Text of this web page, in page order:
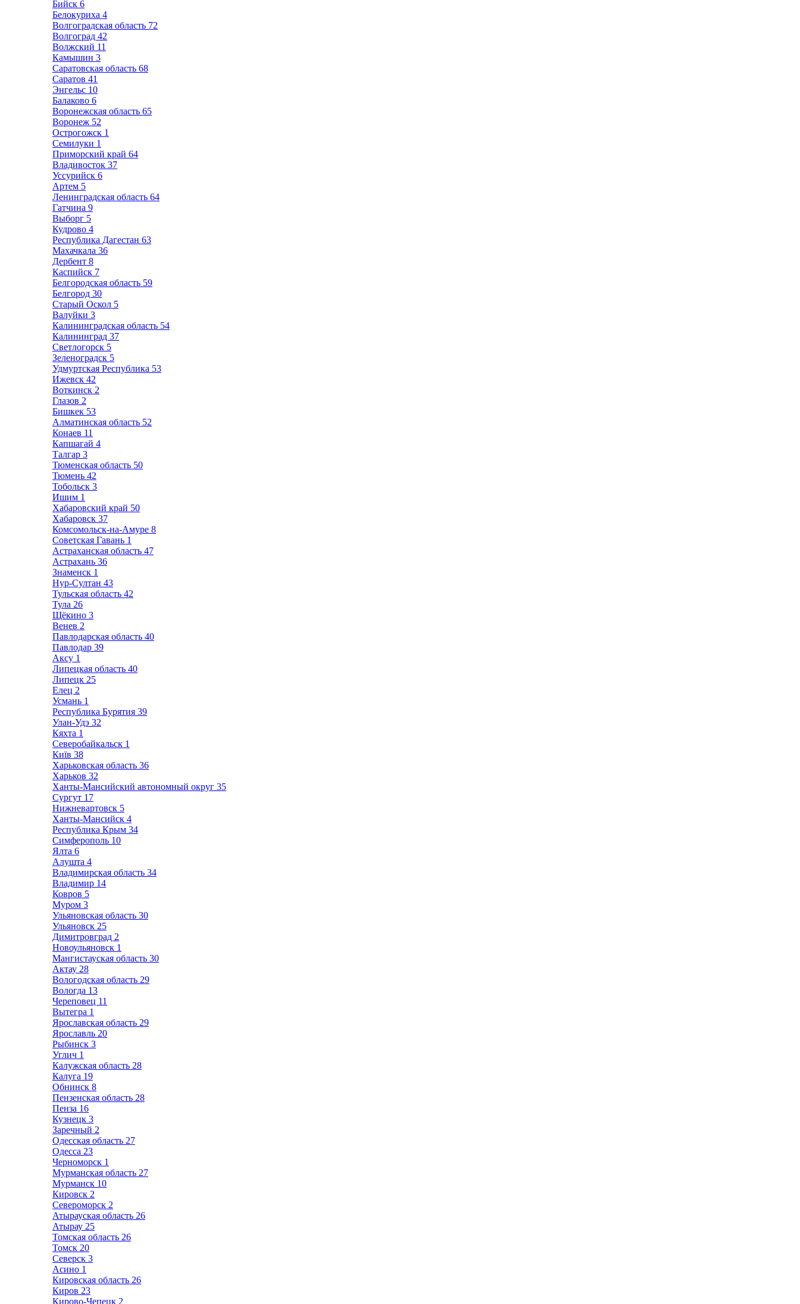
Бийск 6
Белокуриха 4
Волгоградская область 72
Волгоград 42
Волжский 11
Камышин 3
Саратовская область 68
Саратов 41
Энгельс 10
Балаково 6
Воронежская область 65
Воронеж 52
Острогожск 1
Семилуки 1
Приморский край 64
Владивосток 37
Уссурийск 6
Артем 5
Ленинградская область 64
Гатчина 9
Выборг 5
Кудрово 4
Республика Дагестан 63
Махачкала 36
Дербент 8
Каспийск 7
Белгородская область 59
Белгород 30
Старый Оскол 5
Валуйки 3
Калининградская область 54
Калининград 37
Светлогорск 5
Зеленоградск 5
Удмуртская Республика 53
Ижевск 42
Воткинск 2
Глазов 2
Бишкек 53
Алматинская область 52
Конаев 11
Капшагай 4
Талгар 3
Тюменская область 50
Тюмень 42
Тобольск 3
Ишим 1
Хабаровский край 50
Хабаровск 37
Комсомольск-на-Амуре 8
Советская Гавань 1
Астраханская область 47
Астрахань 36
Знаменск 1
Нур-Султан 43
Тульская область 42
Тула 26
Щёкино 3
Венев 2
Павлодарская область 40
Павлодар 39
Аксу 1
Липецкая область 40
Липецк 25
Елец 2
Усмань 1
Республика Бурятия 39
Улан-Удэ 32
Кяхта 1
Северобайкальск 1
Київ 38
Харьковская область 36
Харьков 32
Ханты-Мансийский автономный округ 35
Сургут 17
Нижневартовск 5
Ханты-Мансийск 4
Республика Крым 34
Симферополь 10
Ялта 6
Алушта 4
Владимирская область 34
Владимир 14
Ковров 5
Муром 3
Ульяновская область 30
Ульяновск 25
Димитровград 2
Новоульяновск 1
Мангистауская область 30
Актау 28
Вологодская область 29
Вологда 13
Череповец 11
Вытегра 1
Ярославская область 29
Ярославль 20
Рыбинск 3
Углич 1
Калужская область 28
Калуга 19
Обнинск 8
Пензенская область 28
Пенза 16
Кузнецк 3
Заречный 2
Одесская область 27
Одесса 23
Черноморск 1
Мурманская область 27
Мурманск 10
Кировск 2
Североморск 2
Атырауская область 26
Атырау 25
Томская область 26
Томск 20
Северск 3
Асино 1
Кировская область 26
Киров 23
Кирово-Чепецк 2